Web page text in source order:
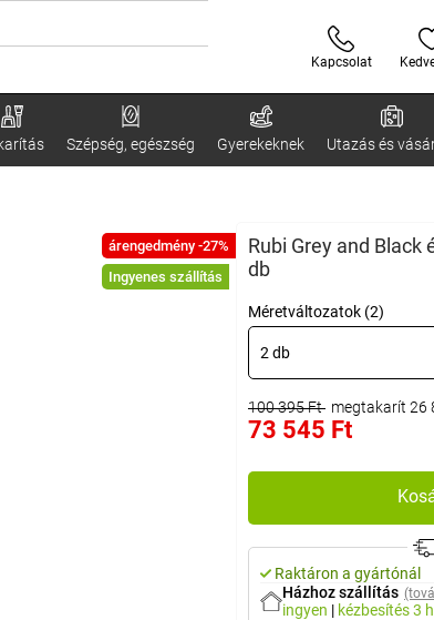
Kapcsolat
Szépség, egészség Gyerekeknek Utazás és
árengedmény -27%
Ingyenes szállítás
Rubi Grey and Black
db
Méretváltozatok (2)
2 db
100 395 Ft megtakarít 26
73 545 Ft
Raktáron a gyártónál
Házhoz szállítás
ingyen | kézbesítés3